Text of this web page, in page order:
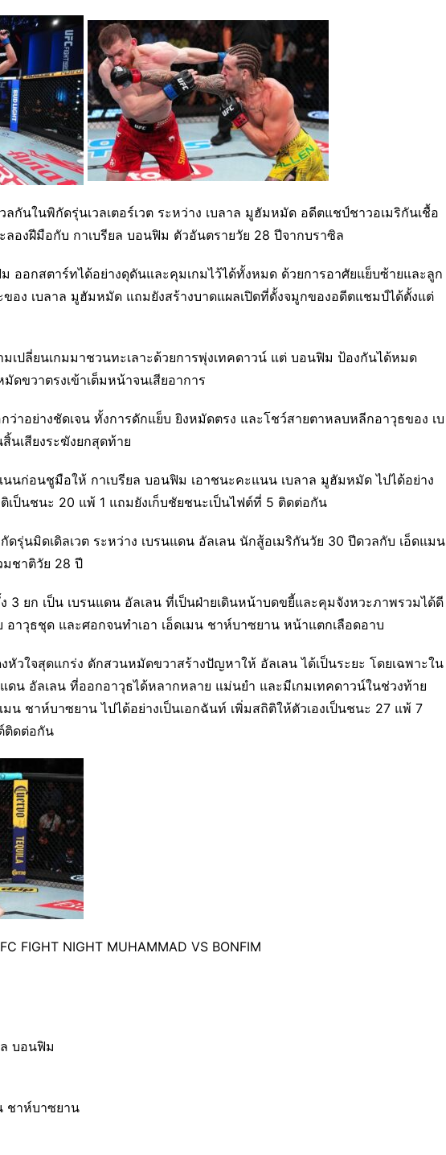
ลกันในพิกัดรุ่นเวลเตอร์เวต ระหว่าง เบลาล มูฮัมหมัด อดีตแชป์ชาวอเมริกันเชื้อ
ลองฝีมือกับ กาเบรียล บอนฟิม ตัวอันตรายวัย 28 ปีจากบราซิล
ออกสตาร์ทได้อย่างดุดันและคุมเกมไว้ได้ทั้งหมด ด้วยการอาศัยแย็บซ้ายและลูก
ของ เบลาล มูฮัมหมัด แถมยังสร้างบาดแผลเปิดที่ดั้งจมูกของอดีตแชมป์ได้ตั้งแต่
เปลี่ยนเกมมาชวนทะเลาะด้วยการพุ่งเทคดาวน์ แต่ บอนฟิม ป้องกันได้หมด
ขวาตรงเข้าเต็มหน้าจนเสียอาการ
าอย่างชัดเจน ทั้งการดักแย็บ ยิงหมัดตรง และโชว์สายตาหลบหลีกอาวุธของ เบ
นเสียงระฆังยกสุดท้าย
นก่อนชูมือให้ กาเบรียล บอนฟิม เอาชนะคะแนน เบลาล มูฮัมหมัด ไปได้อย่าง
เป็นชนะ 20 แพ้ 1 แถมยังเก็บชัยชนะเป็นไฟต์ที่ 5 ติดต่อกัน
ดรุ่นมิดเดิลเวต ระหว่าง เบรนแดน อัลเลน นักสู้อเมริกันวัย 30 ปีดวลกับ เอ็ดแมน
ชาติวัย 28 ปี
3 ยก เป็น เบรนแดน อัลเลน ที่เป็นฝ่ายเดินหน้าบดขยี้และคุมจังหวะภาพรวมได้ดี
าวุธชุด และศอกจนทำเอา เอ็ดเมน ชาห์บาซยาน หน้าแตกเลือดอาบ
วใจสุดแกร่ง ดักสวนหมัดขวาสร้างปัญหาให้ อัลเลน ได้เป็นระยะ โดยเฉพาะใน
ดน อัลเลน ที่ออกอาวุธได้หลากหลาย แม่นยำ และมีเกมเทคดาวน์ในช่วงท้าย
น ชาห์บาซยาน ไปได้อย่างเป็นเอกฉันท์ เพิ่มสถิติให้ตัวเองเป็นชนะ 27 แพ้ 7
ติดต่อกัน
FIGHT NIGHT MUHAMMAD VS BONFIM
บอนฟิม
ชาห์บาซยาน